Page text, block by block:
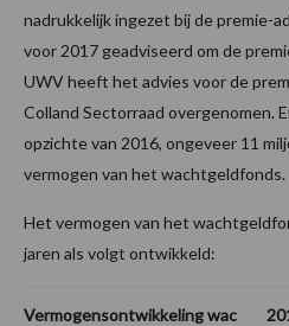
nadrukkelijk ingezet bij de premie-
voor 2017 geadviseerd om de
UWV heeft het advies voor de
Colland Sectorraad overgenomen.
opzichte van 2016, ongeveer 11
vermogen van het wachtgeldfonds.
Het vermogen van het
jaren als volgt ontwikkeld:
Vermogensontwikkeling wac